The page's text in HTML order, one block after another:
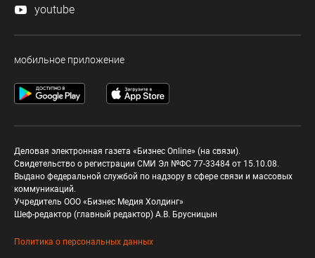
youtube
мобильное приложение
Деловая электронная газета «Бизнес Online» (на связи).
Свидетельство о регистрации СМИ Эл №ФС 77-33484 от 15.10.08.
Выдано федеральной службой по надзору в сфере связи и массовых
коммуникаций.
Учредитель ООО «Бизнес Медия Холдинг»
Шеф-редактор (главный редактор) А.В. Брусницын
Политика о персональных данных